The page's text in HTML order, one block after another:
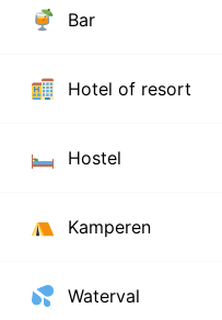
Bar
Hotel of resort
Hostel
Kamperen
Waterval